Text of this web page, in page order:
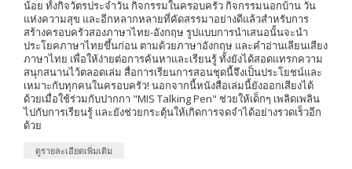
น้อย ทั้งกิจวัตรประจำวัน กิจกรรมในครอบครัว กิจกรรมนอกบ้าน วัน
แห่งความสุข และอีกหลากหลายที่คัดสรรมาอย่างดีแล้วสำหรับการ
สร้างครอบครัวสองภาษาไทย-อังกฤษ รูปแบบการนำเสนอนั้นจะนำ
ประโยคภาษาไทยขึ้นก่อน ตามด้วยภาษาอังกฤษ และคำอ่านเลียนเสียง
ภาษาไทย เพื่อให้ง่ายต่อการค้นหาและเรียนรู้ ทั้งยังได้สอดแทรกความ
สนุกสนานไว้ตลอดเล่ม สื่อการเรียนการสอนชุดนี้จึงเป็นประโยชน์และ
เหมาะกับทุกคนในครอบครัว! นอกจากนี้หนังสือเล่มนี้ยังออกเสียงได้
ด้วยเมื่อใช้ร่วมกับปากกา "MIS Talking Pen" ช่วยให้เด็กๆ เพลิดเพลิน
ไปกับการเรียนรู้ และยังช่วยกระตุ้นให้เกิดการจดจำได้อย่างรวดเร็วอีก
ด้วย
ดูรายละเอียดเพิ่มเติม